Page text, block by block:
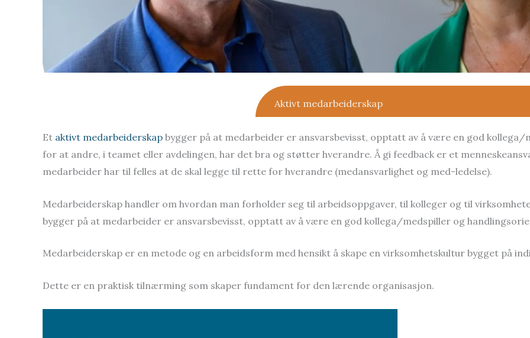
Aktivt medarbeiderskap
Et aktivt medarbeiderskap bygger på at medarbeider er ansvarsbevisst, opptatt av å være en god
for at andre, i teamet eller avdelingen, har det bra og støtter hverandre. Å gi feedback er et
medarbeider har til felles at de skal legge til rette for hverandre (medansvarlighet og med-ledelse).
Medarbeiderskap handler om hvordan man forholder seg til arbeidsoppgaver, til kolleger og til
bygger på at medarbeider er ansvarsbevisst, opptatt av å være en god kollega/medspiller og
Medarbeiderskap er en metode og en arbeidsform med hensikt å skape en virksomhetskultur bygget på
Dette er en praktisk tilnærming som skaper fundament for den lærende organisasjon.